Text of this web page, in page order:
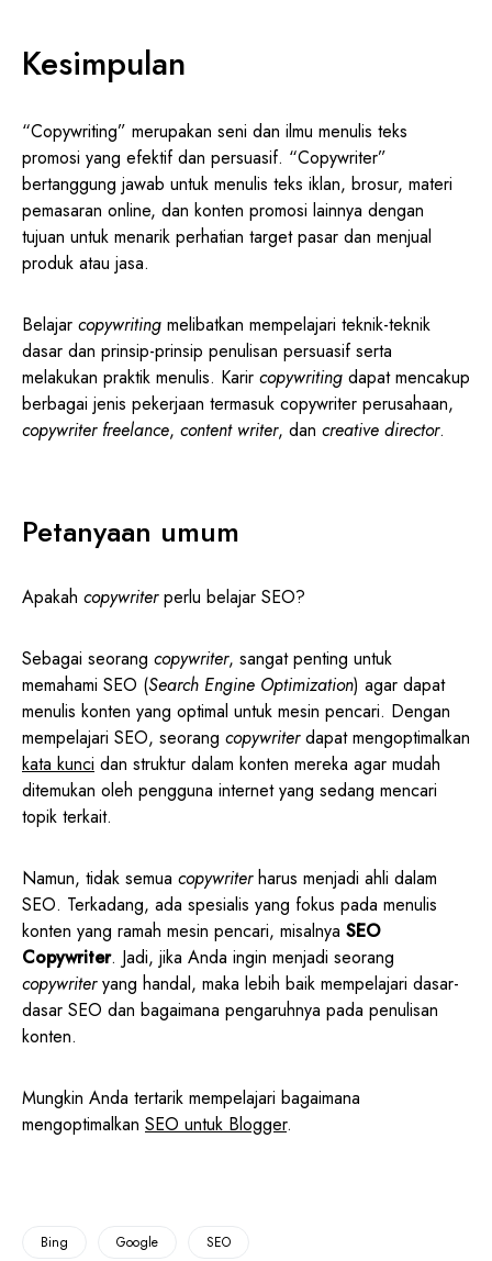
Kesimpulan
“Copywriting” merupakan seni dan ilmu menulis teks
promosi yang efektif dan persuasif. “Copywriter”
bertanggung jawab untuk menulis teks iklan, brosur, materi
pemasaran online, dan konten promosi lainnya dengan
tujuan untuk menarik perhatian target pasar dan menjual
produk atau jasa.
Belajar copywriting melibatkan mempelajari teknik-teknik
dasar dan prinsip-prinsip penulisan persuasif serta
melakukan praktik menulis. Karir copywriting dapat mencakup
berbagai jenis pekerjaan termasuk copywriter perusahaan,
copywriter freelance, content writer, dan creative director.
Petanyaan umum
Apakah copywriterperlu belajar SEO?
Sebagai seorang copywriter, sangat penting untuk
memahami SEO (Search Engine Optimization) agar dapat
menulis konten yang optimal untuk mesin pencari. Dengan
mempelajari SEO, seorang copywriterdapat mengoptimalkan
kata kunci dan struktur dalam konten mereka agar mudah
ditemukan oleh pengguna internet yang sedang mencari
topik terkait.
Namun, tidak semua copywriterharus menjadi ahli dalam
SEO. Terkadang, ada spesialis yang fokus pada menulis
konten yang ramah mesin pencari, misalnya SEO
Copywriter. Jadi, jika Anda ingin menjadi seorang
copywriteryang handal, maka lebih baik mempelajari dasar-
dasar SEO dan bagaimana pengaruhnya pada penulisan
konten.
Mungkin Anda tertarik mempelajari bagaimana
mengoptimalkan SEO untuk Blogger.
Bing Google SEO